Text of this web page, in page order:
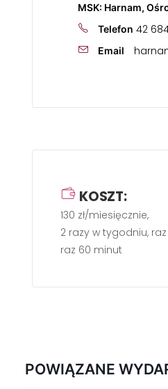
MSK: Harnam,
Telefon 42
Email
KOSZT:
130 zł/miesięcznie,
2 razy w tygodniu,
raz 60 minut
POWIĄZANE